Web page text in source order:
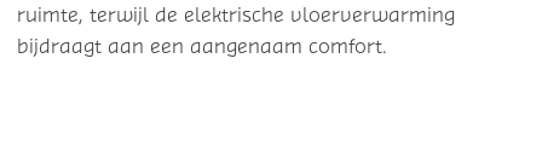
ruimte, terwijl de elektrische vloerverwarming
bijdraagt aan een aangenaam comfort.